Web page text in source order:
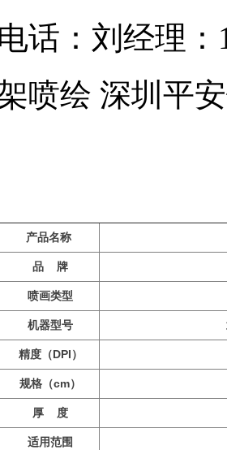
话：刘经理：
喷绘 深圳平
产品名称
品 牌
喷画类型
机器型号
精度（DPI）
规格（cm）
厚 度
适用范围